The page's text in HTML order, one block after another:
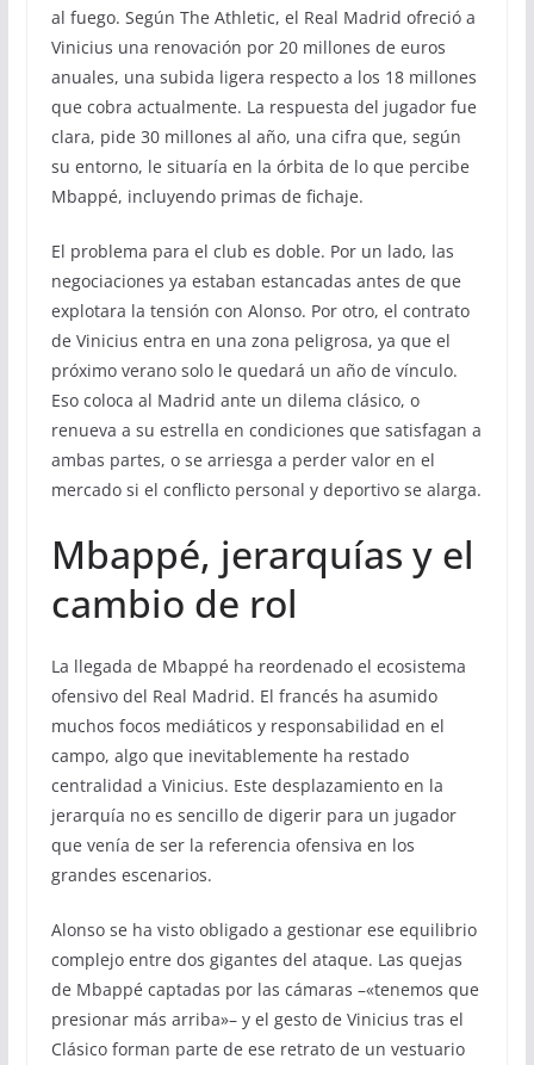
al fuego. Según The Athletic, el Real Madrid ofreció a
Vinicius una renovación por 20 millones de euros
anuales, una subida ligera respecto a los 18 millones
que cobra actualmente. La respuesta del jugador fue
clara, pide 30 millones al año, una cifra que, según
su entorno, le situaría en la órbita de lo que percibe
Mbappé, incluyendo primas de fichaje.
El problema para el club es doble. Por un lado, las
negociaciones ya estaban estancadas antes de que
explotara la tensión con Alonso. Por otro, el contrato
de Vinicius entra en una zona peligrosa, ya que el
próximo verano solo le quedará un año de vínculo.
Eso coloca al Madrid ante un dilema clásico, o
renueva a su estrella en condiciones que satisfagan a
ambas partes, o se arriesga a perder valor en el
mercado si el conflicto personal y deportivo se alarga.
Mbappé, jerarquías y el
cambio de rol
La llegada de Mbappé ha reordenado el ecosistema
ofensivo del Real Madrid. El francés ha asumido
muchos focos mediáticos y responsabilidad en el
campo, algo que inevitablemente ha restado
centralidad a Vinicius. Este desplazamiento en la
jerarquía no es sencillo de digerir para un jugador
que venía de ser la referencia ofensiva en los
grandes escenarios.
Alonso se ha visto obligado a gestionar ese equilibrio
complejo entre dos gigantes del ataque. Las quejas
de Mbappé captadas por las cámaras –«tenemos que
presionar más arriba»– y el gesto de Vinicius tras el
Clásico forman parte de ese retrato de un vestuario